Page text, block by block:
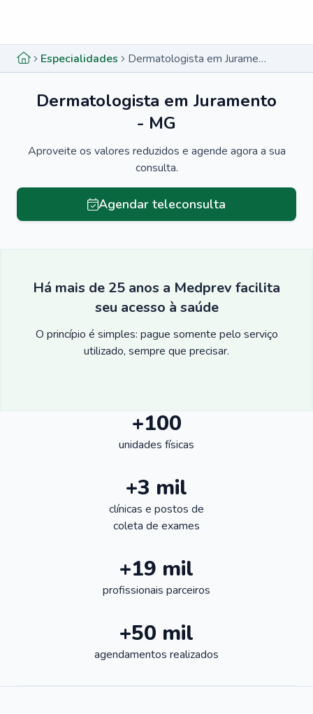
Especialidades Dermatologista em Juramento - MG
Dermatologista em Juramento
- MG
Aproveite os valores reduzidos e agende agora a sua
consulta.
Agendar teleconsulta
Há mais de 25 anos a Medprev facilita
seu acesso à saúde
O princípio é simples: pague somente pelo serviço
utilizado, sempre que precisar.
+100
unidades físicas
+3 mil
clínicas e postos de
coleta de exames
+19 mil
profissionais parceiros
+50 mil
agendamentos realizados